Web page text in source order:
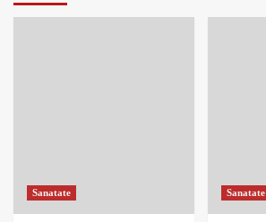
Sanatate Sanatate